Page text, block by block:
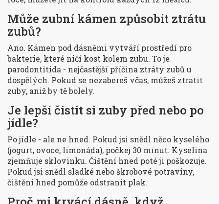
Může zubní kámen způsobit ztrátu
zubů?
Ano. Kámen pod dásněmi vytváří prostředí pro
bakterie, které ničí kost kolem zubu. To je
parodontitida - nejčastější příčina ztráty zubů u
dospělých. Pokud se nezabereš včas, můžeš ztratit
zuby, aniž by tě bolely.
Je lepší čistit si zuby před nebo po
jídle?
Po jídle - ale ne hned. Pokud jsi snědl něco kyselého
(jogurt, ovoce, limonáda), počkej 30 minut. Kyselina
zjemňuje sklovinku. Čištění hned poté ji poškozuje.
Pokud jsi snědl sladké nebo škrobové potraviny,
čištění hned pomůže odstranit plak.